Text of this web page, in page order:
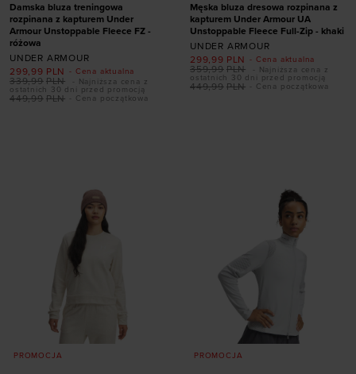
Dodaj produkt w
Damska bluza treningowa
rozpinana z kapturem Under
Armour Unstoppable Fleece FZ -
różowa
UNDER ARMOUR
- Cena aktualna
299,99 PLN
- Cena początkowa
449,99 PLN
339,99 PLN
- Najniższa cena z
ostatnich 30 dni przed promocją
Męska bluza dresowa rozpinana z
kapturem Under Armour UA
Unstoppable Fleece Full-Zip - khaki
UNDER ARMOUR
- Cena aktualna
299,99 PLN
- Cena początkowa
449,99 PLN
359,99 PLN
- Najniższa cena z
ostatnich 30 dni przed promocją
PROMOCJA PROMOCJA